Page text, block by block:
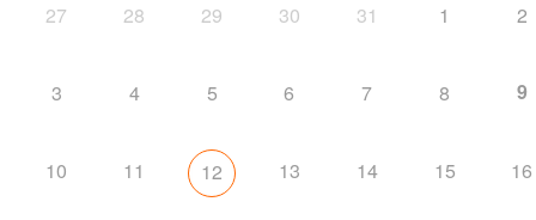
27 28 29 30 31 1 2
3 4 5 6 7 8 9
10 11 12 13 14 15 16